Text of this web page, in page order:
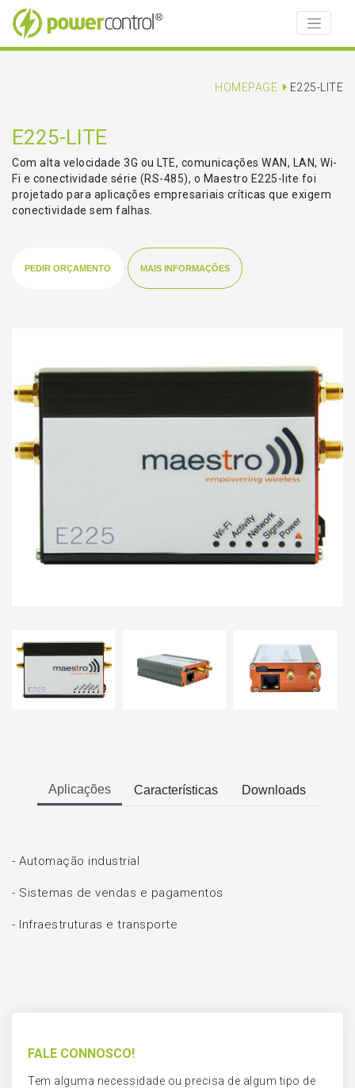
HOMEPAGE E225-LITE
E225-LITE
Com alta velocidade 3G ou LTE, comunicações WAN, LAN, Wi-
Fi e conectividade série (RS-485), o Maestro E225-lite foi
projetado para aplicações empresariais críticas que exigem
conectividade sem falhas.
PEDIR ORÇAMENTO MAIS INFORMAÇÕES
Aplicações Características Downloads
- Automação industrial
- Sistemas de vendas e pagamentos
- Infraestruturas e transporte
FALE CONNOSCO!
Tem alguma necessidade ou precisa de algum tipo de